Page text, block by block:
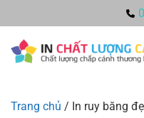
qua
nội
dung
Trang chủ / In ruy băng